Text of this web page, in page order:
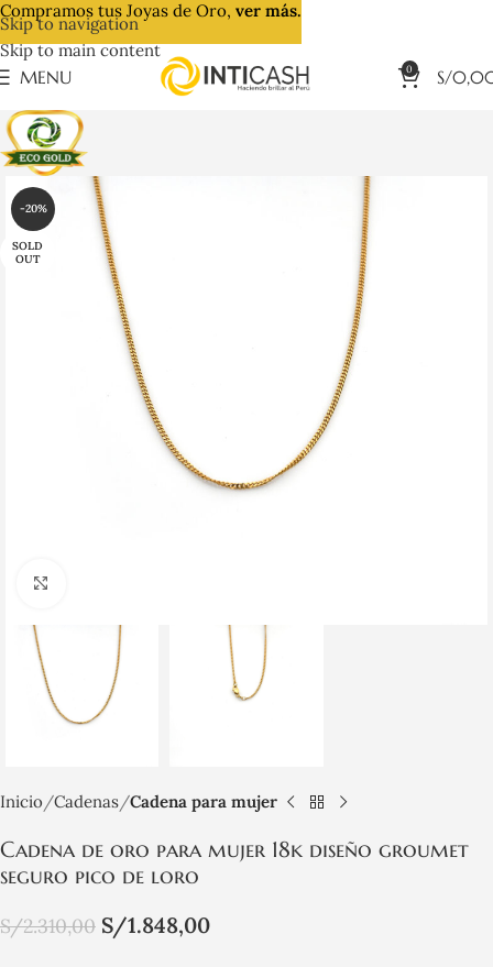
Skip to navigation
Skip to main content
MENU 0 S/
-20%
SOLD
OUT
Inicio Cadenas Cadena para mujer
Cadena de oro para mujer 18k diseño groumet
seguro pico de loro
S/2.310,00 S/1.848,00
Compramos tus Joyas de Oro, ver más.